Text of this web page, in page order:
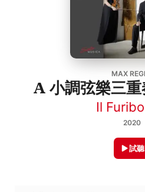
MAX
A 小調弦樂三
Il
2020
試聽